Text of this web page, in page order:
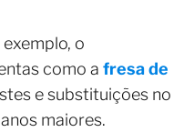
o
como a fresa de
e substituições no
maiores.